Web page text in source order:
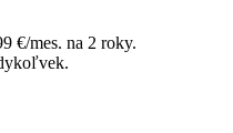
€/mes. na 2 roky.